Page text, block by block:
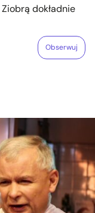
dokładnie
Obserwuj